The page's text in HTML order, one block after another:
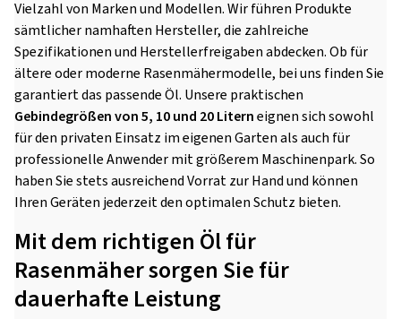
Vielzahl von Marken und Modellen. Wir führen Produkte
sämtlicher namhaften Hersteller, die zahlreiche
Spezifikationen und Herstellerfreigaben abdecken. Ob für
ältere oder moderne Rasenmähermodelle, bei uns finden Sie
garantiert das passende Öl. Unsere praktischen
Gebindegrößen von 5, 10 und 20 Literneignen sich sowohl
für den privaten Einsatz im eigenen Garten als auch für
professionelle Anwender mit größerem Maschinenpark. So
haben Sie stets ausreichend Vorrat zur Hand und können
Ihren Geräten jederzeit den optimalen Schutz bieten.
Mit dem richtigen Öl für
Rasenmäher sorgen Sie für
dauerhafte Leistung